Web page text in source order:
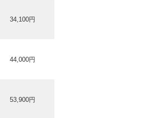
34,100円
44,000円
53,900円